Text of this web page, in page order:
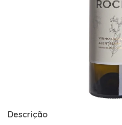
Descrição